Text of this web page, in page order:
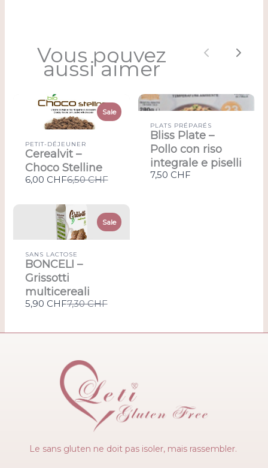
Vous pouvez
aussi aimer Previous
Next
Sale
PETIT-DÉJEUNER
Cerealvit –
Choco Stelline
6,00 CHFCompare
to
6,50 CHF
PLATS PRÉPARÉS
Bliss Plate –
Pollo con riso
integrale e piselli
7,50 CHF
Sale
SANS LACTOSE
BONCELI –
Grissotti
multicereali
5,90 CHFCompare
to
7,30 CHF
Le sans gluten ne doit pas isoler, mais rassembler.